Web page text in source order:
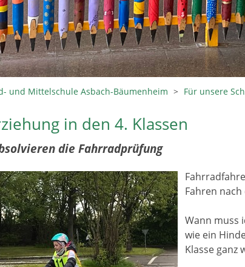
und Mittelschule Asbach-Bäumenheim > Für unsere
in den 4. Klassen
die Fahrradprüfung
Fahren
Wann muss
wie ein
Klasse ganz